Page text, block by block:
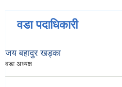
वडा पदाधिकारी
जय बहादुर खड्का
वडा अध्यक्ष